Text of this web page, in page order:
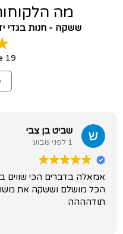
מה
ששקה - חנות בגדי
19 Google ביקורות
שביט בן צבי
1 לפני שבוע
אמאלה בדברים הכי שווים
הכל מושלם וששקה את
תודהההה